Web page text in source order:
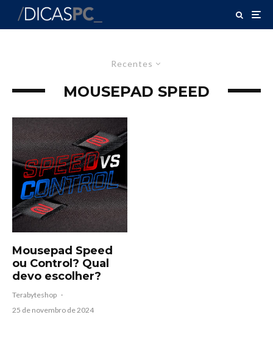
Recentes
MOUSEPAD SPEED
Mousepad Speed
ou Control? Qual
devo escolher?
Terabyteshop ·
25 de novembro de 2024